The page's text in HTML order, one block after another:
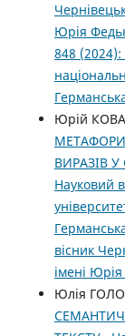
Юрія
848 (2024):
Юрій
ВИРАЗІВ
Науковий
вісник
імені
Юлія